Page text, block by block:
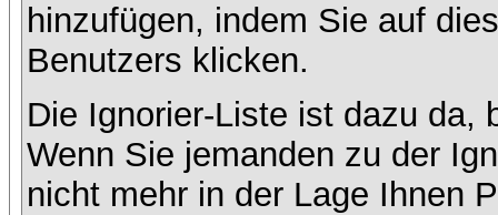
hinzufügen, indem Sie auf
Benutzers klicken.
Die Ignorier-Liste ist dazu da,
Wenn Sie jemanden zu der
nicht mehr in der Lage Ihnen